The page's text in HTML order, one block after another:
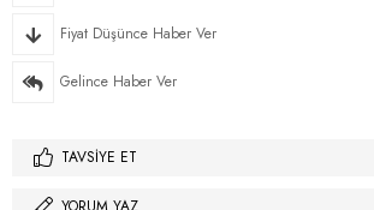
Fiyat Düşünce Haber Ver
Gelince Haber Ver
TAVSIYE ET